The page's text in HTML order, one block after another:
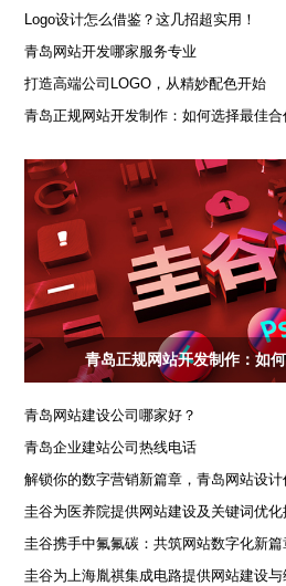
Logo设计怎么借鉴？这几招超实用！
青岛网站开发哪家服务专业
打造高端公司LOGO，从精妙配色开始
青岛正规网站开发制作：如何选择最佳
青岛正规网站开发制作：如
青岛网站建设公司哪家好？
青岛企业建站公司热线电话
解锁你的数字营销新篇章，青岛网站设计
圭谷携手中氟氟碳：共筑网站数字化新篇
圭谷为上海胤祺集成电路提供网站建设